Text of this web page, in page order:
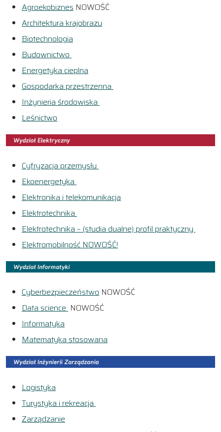
Agroekobiznes NOWOŚĆ
Architektura krajobrazu
Biotechnologia
Budownictwo
Energetyka cieplna
Gospodarka przestrzenna
Inżynieria środowiska
Leśnictwo
Cyfryzacja przemysłu
Ekoenergetyka
Elektronika i telekomunikacja
Elektrotechnika
Elektrotechnika – (studia dualne) profil praktyczny
Elektromobilność NOWOŚĆ!
Cyberbezpieczeństwo NOWOŚĆ
Data science NOWOŚĆ
Informatyka
Matematyka stosowana
Logistyka
Turystyka i rekreacja
Zarządzanie